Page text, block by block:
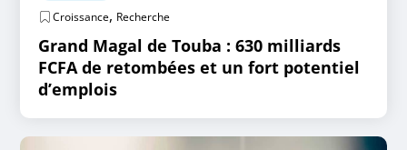
Croissance, Recherche
Grand Magal de Touba : 630 milliards
FCFA de retombées et un fort potentiel
d’emplois